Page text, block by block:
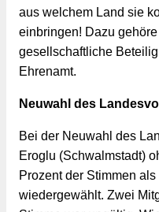
aus welchem Land sie
einbringen! Dazu
gesellschaftliche
Ehrenamt.
Neuwahl des
Bei der Neuwahl des
Eroglu (Schwalmstadt)
Prozent der Stimmen
wiedergewählt. Zwei